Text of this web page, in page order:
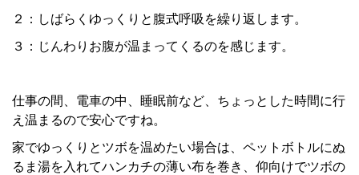
２：しばらくゆっくりと腹式呼吸を繰り返します。
３：じんわりお腹が温まってくるのを感じます。
仕事の間、電車の中、睡眠前など、ちょっとした時間に行
え温まるので安心ですね。
家でゆっくりとツボを温めたい場合は、ペットボトルにぬ
るま湯を入れてハンカチの薄い布を巻き、仰向けでツボの